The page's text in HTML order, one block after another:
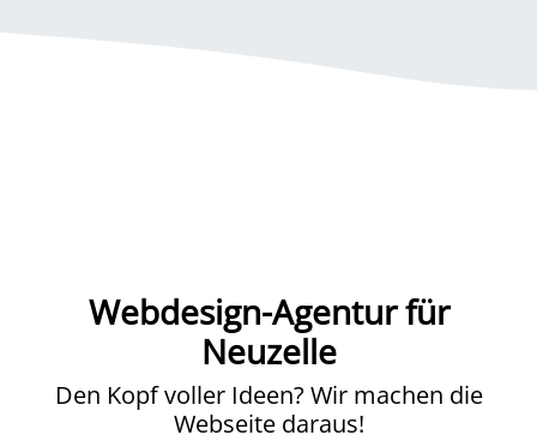
Webdesign-Agentur für
Neuzelle
Den Kopf voller Ideen? Wir machen die
Webseite daraus!